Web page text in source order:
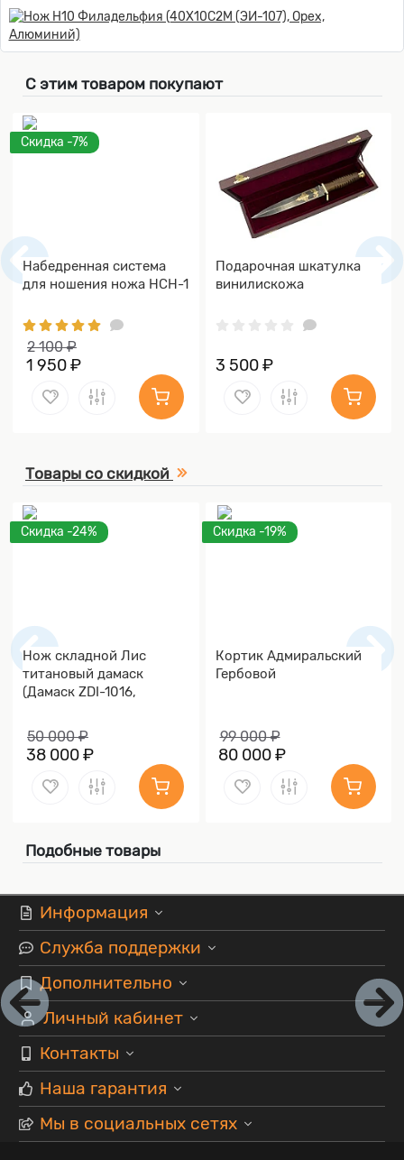
С этим товаром покупают
Скидка -7%
Набедренная система
для ношения ножа НСН-1
2 100 ₽
1 950 ₽
Подарочная шкатулка
винилискожа
3 500 ₽
Товары со скидкой
Скидка -24%
Нож складной Лис
титановый дамаск
(Дамаск ZDI-1016,
50 000 ₽
38 000 ₽
Скидка -19%
Кортик Адмиральский
Гербовой
99 000 ₽
80 000 ₽
Подобные товары
Информация
Служба поддержки
Дополнительно
Личный кабинет
Контакты
Наша гарантия
Мы в социальных сетях